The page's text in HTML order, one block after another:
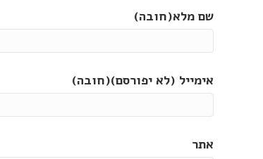
שם מלא(חובה)
אימייל (לא יפורסם)(חובה)
אתר